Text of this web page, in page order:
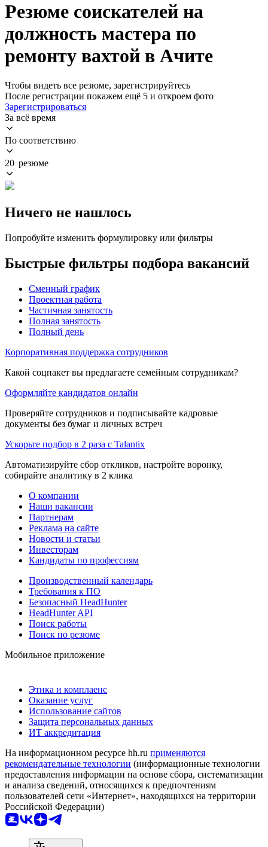
Резюме соискателей на
должность мастера по
ремонту вахтой в Ачите
Чтобы видеть все резюме, зарегистрируйтесь
После регистрации покажем ещё 5 и откроем фото
Зарегистрироваться
За всё время
По соответствию
20 резюме
Ничего не нашлось
Попробуйте изменить формулировку или фильтры
Быстрые фильтры подбора вакансий
Сменный график
Проектная работа
Частичная занятость
Полная занятость
Полный день
Корпоративная поддержка сотрудников
Какой соцпакет вы предлагаете семейным сотрудникам?
Оформляйте кандидатов онлайн
Проверяйте сотрудников и подписывайте кадровые
документы без бумаг и личных встреч
Ускорьте подбор в 2 раза с Talantix
Автоматизируйте сбор откликов, настройте воронку,
собирайте аналитику в 2 клика
О компании
Наши вакансии
Партнерам
Реклама на сайте
Новости и статьи
Инвесторам
Кандидаты по профессиям
Производственный календарь
Требования к ПО
Безопасный HeadHunter
HeadHunter API
Поиск работы
Поиск по резюме
Мобильное приложение
Этика и комплаенс
Оказание услуг
Использование сайтов
Защита персональных данных
ИТ аккредитация
На информационном ресурсе hh.ru применяются
рекомендательные технологии (информационные технологии
предоставления информации на основе сбора, систематизации
и анализа сведений, относящихся к предпочтениям
пользователей сети «Интернет», находящихся на территории
Российской Федерации)